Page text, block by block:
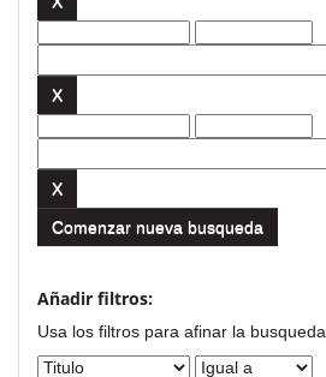
Comenzar nueva busqueda
Añadir filtros:
Usa los filtros para afinar la busqueda.